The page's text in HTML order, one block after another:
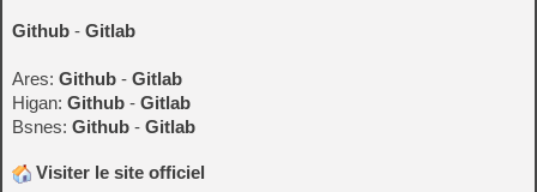
Github - Gitlab
Ares: Github - Gitlab
Higan: Github - Gitlab
Bsnes: Github - Gitlab
Visiter le site officiel